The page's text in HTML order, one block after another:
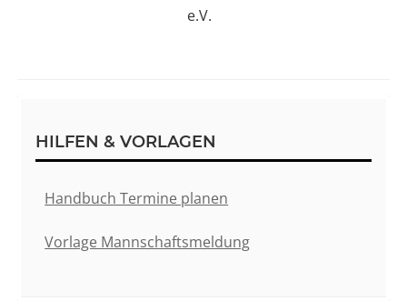
e.V.
HILFEN & VORLAGEN
Handbuch Termine planen
Vorlage Mannschaftsmeldung